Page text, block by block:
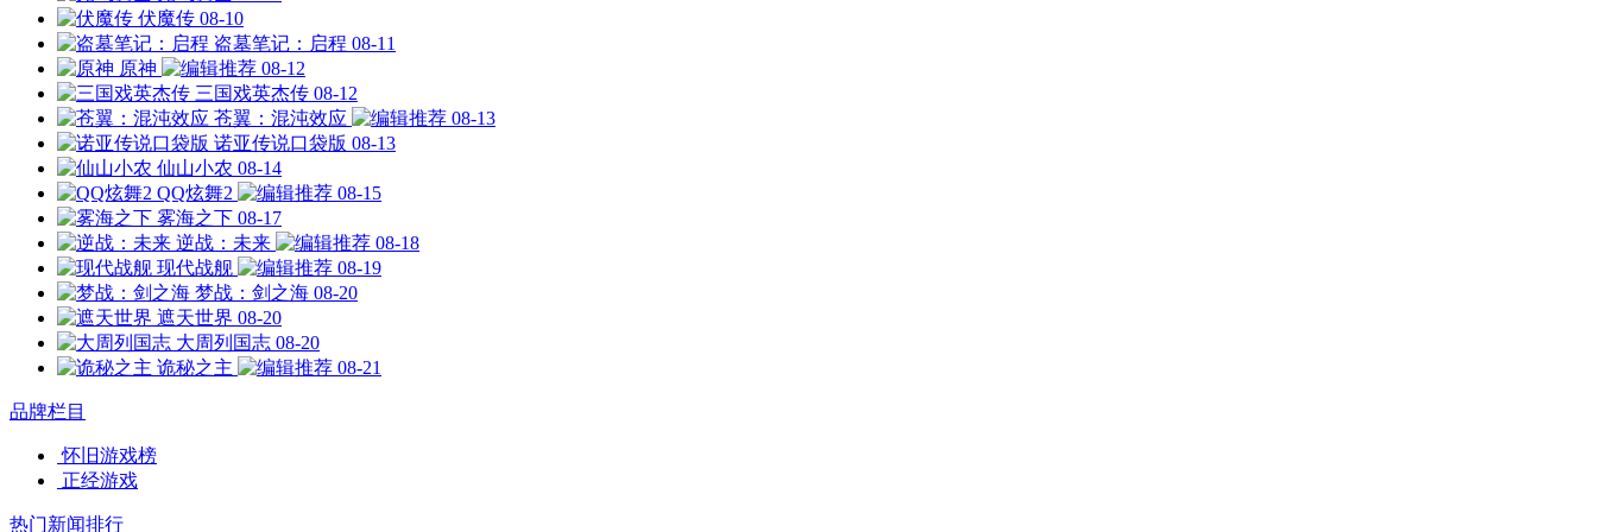
伏魔传 08-10
盗墓笔记：启程 08-11
原神
08-12
三国戏英杰传 08-12
苍翼：混沌效应
08-13
诺亚传说口袋版 08-13
仙山小农 08-14
QQ炫舞2
08-15
雾海之下 08-17
逆战：未来
08-18
现代战舰
08-19
梦战：剑之海 08-20
遮天世界 08-20
大周列国志 08-20
诡秘之主
08-21
品牌栏目
怀旧游戏榜
正经游戏
热门新闻排行